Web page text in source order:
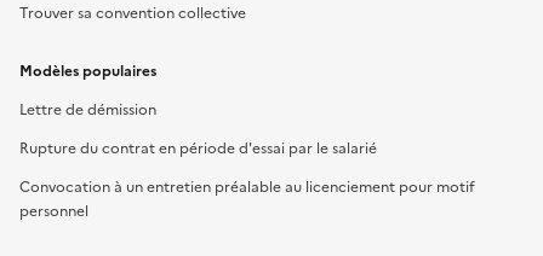
Trouver sa convention collective
Modèles populaires
Lettre de démission
Rupture du contrat en période d'essai par le salarié
Convocation à un entretien préalable au licenciement pour motif
personnel